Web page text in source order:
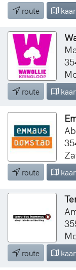
route
route
route
route